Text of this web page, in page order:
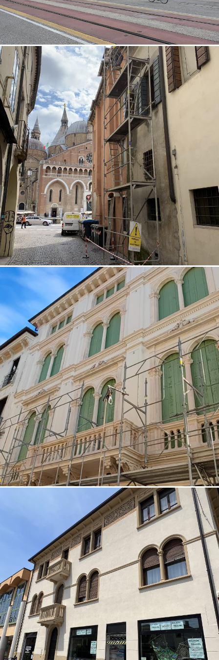
18/10/2022
Restauro facciata 02 Padova
12/10/2022
Restauro facciata 01 Vicenza
07/10/2022
Restauro facciata 01 Padova